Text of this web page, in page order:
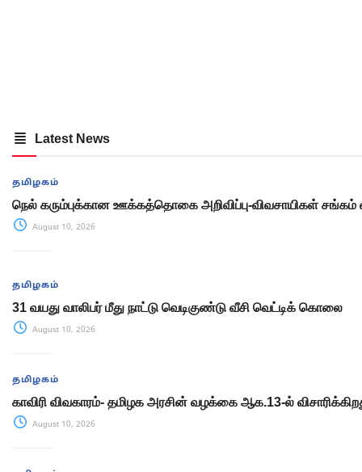
Latest News
தமிழகம்
நெல் கரும்புக்கான ஊக்கத்தொகை அறிவிப்பு-விவசாயிகள் சங்கம்
August 10, 2026
தமிழகம்
31 வயது வாலிபர் மீது நாட்டு வெடிகுண்டு வீசி வெட்டிக் கொலை
August 10, 2026
தமிழகம்
காவிரி விவகாரம்- தமிழக அரசின் வழக்கை ஆக.13-ல்
August 10, 2026